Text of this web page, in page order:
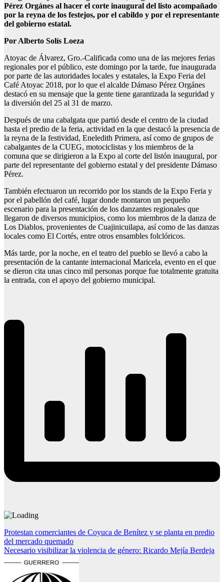
Pérez Orgánes al hacer el corte inaugural del listo acompañado
por la reyna de los festejos, por el cabildo y por el representante
del gobierno estatal.
Por Alberto Solís Loeza
Atoyac de Álvarez, Gro.-Calificada como una de las mejores ferias
regionales por el público, este domingo por la tarde, fue inaugurada
por parte de las autoridades locales y estatales, la Expo Feria del
Café Atoyac 2018, por lo que el alcalde Dámaso Pérez Orgánes
destacó en su mensaje que la gente tiene garantizada la seguridad y
la diversión del 25 al 31 de marzo.
Después de una cabalgata que partió desde el centro de la ciudad
hasta el predio de la feria, actividad en la que destacó la presencia de
la reyna de la festividad, Eneledith Primera, así como de grupos de
cabalgantes de la CUEG, motociclistas y los miembros de la
comuna que se dirigieron a la Expo al corte del listón inaugural, por
parte del representante del gobierno estatal y del presidente Dámaso
Pérez.
También efectuaron un recorrido por los stands de la Expo Feria y
por el pabellón del café, lugar donde montaron un pequeño
escenario para la presentación de los danzantes regionales que
llegaron de diversos municipios, como los miembros de la danza de
Los Diablos, provenientes de Cuajinicuilapa, así como de las danzas
locales como El Cortés, entre otros ensambles folclóricos.
Más tarde, por la noche, en el teatro del pueblo se llevó a cabo la
presentación de la cantante internacional Maricela, evento en el que
se dieron cita unas cinco mil personas porque fue totalmente gratuita
la entrada, con el apoyo del gobierno municipal.
Navegación
de
entradas
Protestan comerciantes de Coyuca de Benítez y se planta en predio
del mercado quemado
Necesario visibilizar la violencia de género: Ricardo Mejía Berdeja